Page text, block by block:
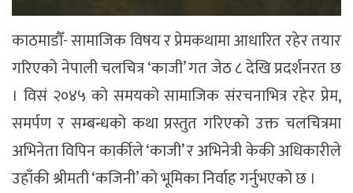
काठमाडौँ- सामाजिक विषय र प्रेमकथामा आधारित रहेर तयार
गरिएको नेपाली चलचित्र ‘काजी’ गत जेठ ८ देखि प्रदर्शनरत छ
। विसं २०४५ को समयको सामाजिक संरचनाभित्र रहेर प्रेम,
समर्पण र सम्बन्धको कथा प्रस्तुत गरिएको उक्त चलचित्रमा
अभिनेता विपिन कार्कीले ‘काजी’ र अभिनेत्री केकी अधिकारीले
उहाँकी श्रीमती ‘कजिनी’ को भूमिका निर्वाह गर्नुभएको छ ।